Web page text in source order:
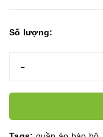
Số lượng:
-